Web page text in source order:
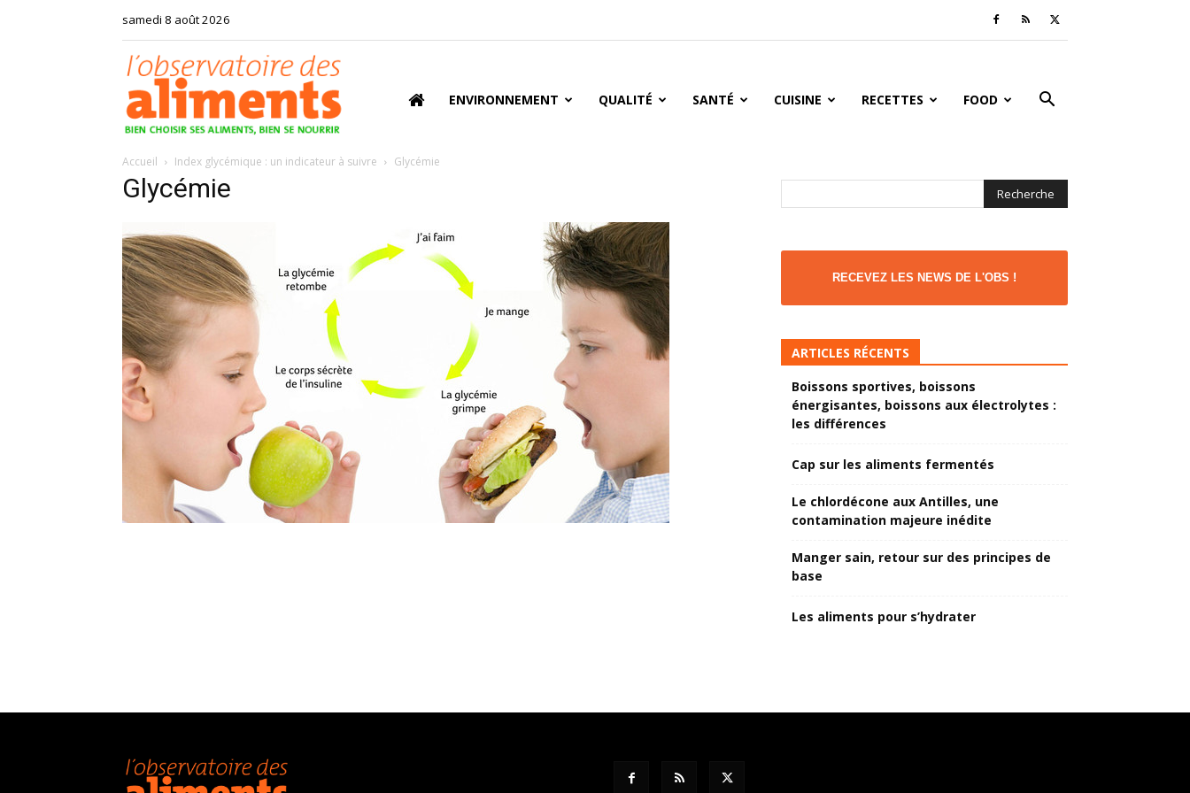
samedi 8 août 2026
aliments
ENVIRONNEMENT QUALITÉ SANTÉ CUISINE RECETTES FOOD
Accueil Index glycémique : un indicateur à suivre Glycémie
Glycémie
RECEVEZ LES NEWS DE L'OBS !
ARTICLES RÉCENTS
Boissons sportives, boissons
énergisantes, boissons aux électrolytes :
les différences
Cap sur les aliments fermentés
Le chlordécone aux Antilles, une
contamination majeure inédite
Manger sain, retour sur des principes de
base
Les aliments pour s’hydrater